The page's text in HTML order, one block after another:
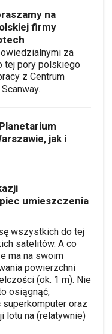
na
firmy
za
tej pory polskiego
z Centrum
jak i
umieszczenia
wszystkich do tej
satelitów. A co
ma na swoim
powierzchni
(ok. 1 m). Nie
osiągnąć,
oraz
lotu na (relatywnie)